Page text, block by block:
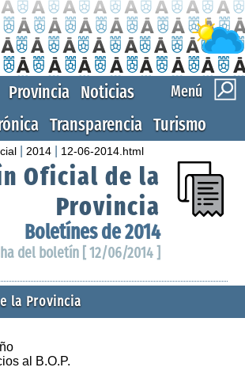
Menú
Provincia Noticias
Transparencia Turismo
2014 12-06-2014.html
Oficial de la
Provincia
Boletínes de 2014
del boletín [ 12/06/2014 ]
la Provincia
al B.O.P.